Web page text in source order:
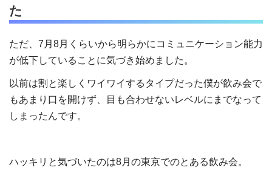
た
ただ、7月8月くらいから明らかにコミュニケーション能力
が低下していることに気づき始めました。
以前は割と楽しくワイワイするタイプだった僕が飲み会で
もあまり口を開けず、目も合わせないレベルにまでなって
しまったんです。
ハッキリと気づいたのは8月の東京でのとある飲み会。